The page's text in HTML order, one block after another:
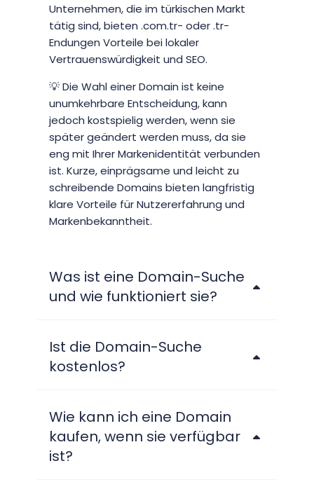
Unternehmen, die im türkischen Markt
tätig sind, bieten .com.tr- oder .tr-
Endungen Vorteile bei lokaler
Vertrauenswürdigkeit und SEO.
💡 Die Wahl einer Domain ist keine
unumkehrbare Entscheidung, kann
jedoch kostspielig werden, wenn sie
später geändert werden muss, da sie
eng mit Ihrer Markenidentität verbunden
ist. Kurze, einprägsame und leicht zu
schreibende Domains bieten langfristig
klare Vorteile für Nutzererfahrung und
Markenbekanntheit.
Was ist eine Domain-Suche
und wie funktioniert sie?
Ist die Domain-Suche
kostenlos?
Wie kann ich eine Domain
kaufen, wenn sie verfügbar
ist?